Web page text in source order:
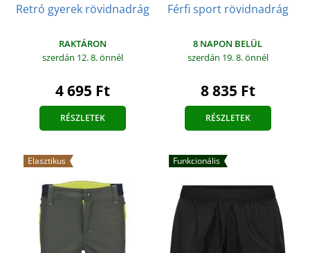
Retró gyerek rövidnadrág
RAKTÁRON
szerdán 12. 8.önnél
4 695 Ft
RÉSZLETEK
Férfi sport rövidnadrág
8 NAPON BELÜL
szerdán 19. 8.önnél
8 835 Ft
RÉSZLETEK
Elasztikus Funkcionális